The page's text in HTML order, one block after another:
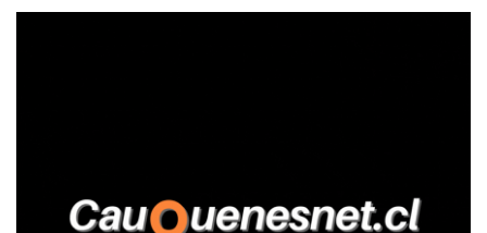
relató que los hechos ocurrieron cerca de las 11:30 horas en el
trabajadores, el edil descendió del vehículo y, en medio de la
confrontación, la habría tomado de los hombros, empujado al